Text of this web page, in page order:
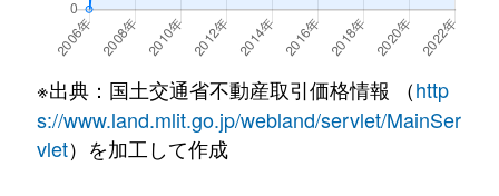
※出典：国土交通省不動産取引価格情報 （http
s://www.land.mlit.go.jp/webland/servlet/MainSer
vlet）を加工して作成